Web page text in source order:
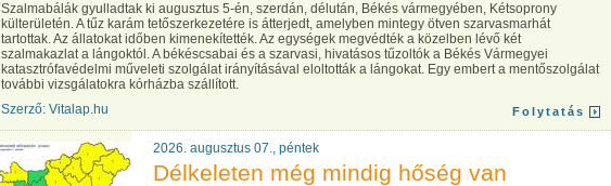
Szalmabálák gyulladtak ki augusztus 5-én, szerdán, délután, Békés vármegyében, Kétsoprony
külterületén. A tűz karám tetőszerkezetére is átterjedt, amelyben mintegy ötven szarvasmarhát
tartottak. Az állatokat időben kimenekítették. Az egységek megvédték a közelben lévő két
szalmakazlat a lángoktól. A békéscsabai és a szarvasi, hivatásos tűzoltók a Békés Vármegyei
katasztrófavédelmi műveleti szolgálat irányításával eloltották a lángokat. Egy embert a mentőszolgálat
további vizsgálatokra kórházba szállított.
Szerző: Vitalap.hu
Folytatás
2026. augusztus 07., péntek
Délkeleten még mindig hőség van